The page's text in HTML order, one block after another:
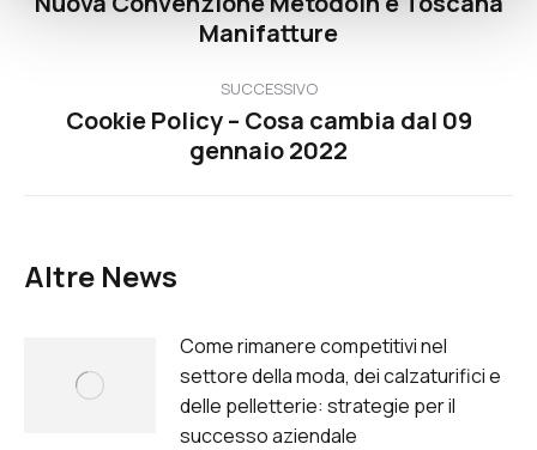
tra
post
Post
precedente:
Manifatture
SUCCESSIVO
Prossimo
post:
Cookie Policy – Cosa cambia dal 09
gennaio 2022
Altre News
Come rimanere competitivi nel
settore della moda, dei calzaturifici e
delle pelletterie: strategie per il
successo aziendale